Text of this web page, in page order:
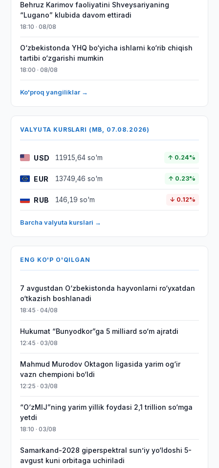
Behruz Karimov faoliyatini Shveysariyaning
“Lugano” klubida davom ettiradi
18:10 · 08/08
O‘zbekistonda YHQ bo‘yicha ishlarni ko‘rib chiqish
tartibi o‘zgarishi mumkin
18:00 · 08/08
Ko'proq yangiliklar →
VALYUTA KURSLARI (MB, 07.08.2026)
USD 11915,64 so'm ↑ 0.24%
EUR 13749,46 so'm ↑ 0.23%
RUB 146,19 so'm ↓ 0.12%
Barcha valyuta kurslari →
ENG KO'P O'QILGAN
7 avgustdan O‘zbekistonda hayvonlarni ro‘yxatdan
o‘tkazish boshlanadi
18:45 · 04/08
Hukumat “Bunyodkor”ga 5 milliard so‘m ajratdi
12:45 · 03/08
Mahmud Murodov Oktagon ligasida yarim og‘ir
vazn chempioni bo‘ldi
12:25 · 03/08
“O‘zMIJ”ning yarim yillik foydasi 2,1 trillion so‘mga
yetdi
18:10 · 03/08
Samarkand-2028 giperspektral sun’iy yo‘ldoshi 5-
avgust kuni orbitaga uchiriladi